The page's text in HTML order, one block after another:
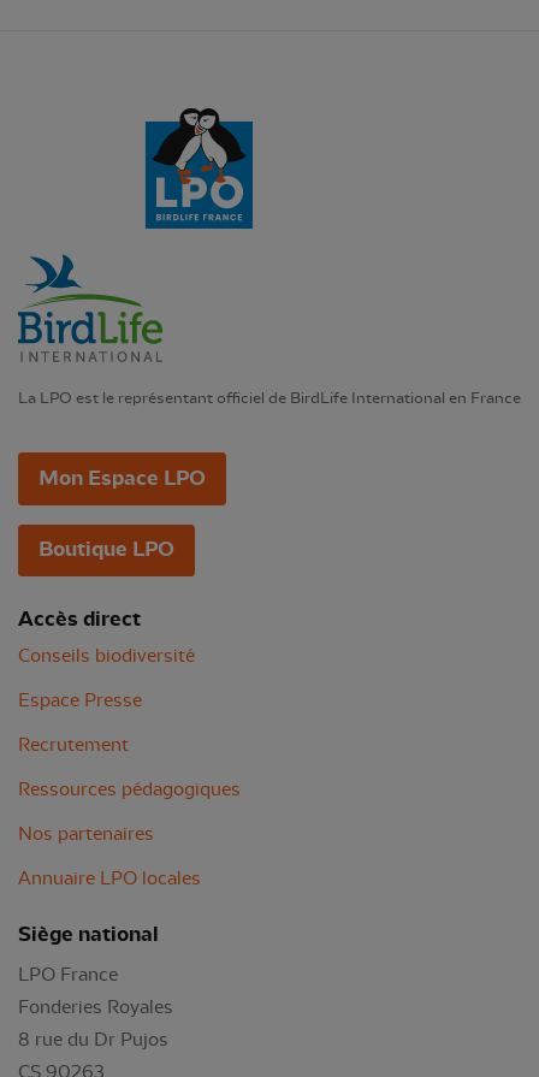
La LPO est le représentant officiel de BirdLife International en France
Mon Espace LPO
Boutique LPO
Accès direct
Conseils biodiversité
Espace Presse
Recrutement
Ressources pédagogiques
Nos partenaires
Annuaire LPO locales
Siège national
LPO France
Fonderies Royales
8 rue du Dr Pujos
CS 90263